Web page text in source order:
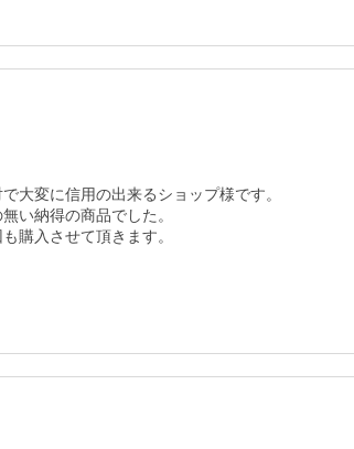
大変に信用の出来るショップ様です。
い納得の商品でした。
購入させて頂きます。